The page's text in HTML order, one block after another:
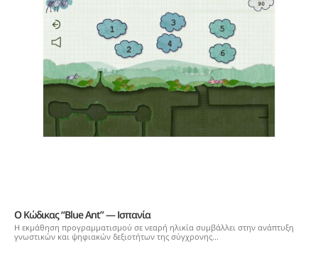
Ο Κώδικας “Blue Ant” — Ισπανία
Η εκμάθηση προγραμματισμού σε νεαρή ηλικία συμβάλλει στην ανάπτυξη
γνωστικών και ψηφιακών δεξιοτήτων της σύγχρονης...